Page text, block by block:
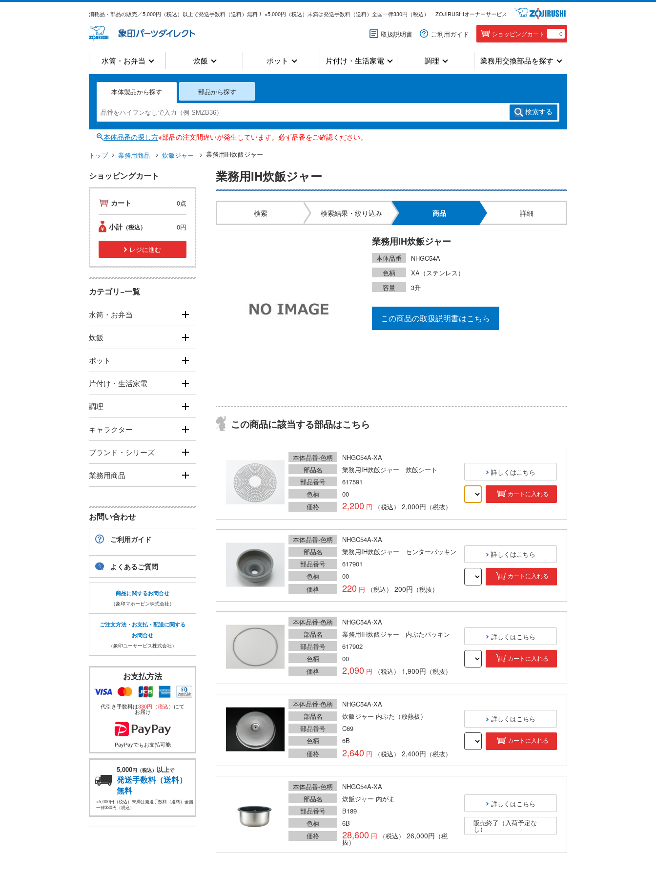
消耗品・部品の販売／5,000円（税込）以上で発送手数料（送料）無料！ ※5,000円（税込）未満は発送手数料（送料）全国一律330円（税込） ZOJIRUSHIオーナーサービス
取扱説明書 ご利用ガイド ショッピングカート 0
水筒・お弁当 炊飯 ポット 片付け・生活家電 調理 業務用交換部品を探す
本体製品から探す 部品から探す
検索する
本体品番の探し方※部品の注文間違いが発生しています。必ず品番をご確認ください。
トップ 業務用商品 炊飯ジャー 業務用IH炊飯ジャー
業務用IH炊飯ジャー
検索 検索結果・絞り込み 商品 詳細
業務用IH炊飯ジャー
本体品番
NHGC54A
色柄
XA（ステンレス）
容量
3升
この商品の取扱説明書はこちら
この商品に該当する部品はこちら
本体品番-色柄
NHGC54A-XA
部品名
業務用IH炊飯ジャー 炊飯シート
部品番号
617591
色柄
00
価格
2,200 （税込） 2,000円 （税抜）
詳しくはこちら
カートに入れる
本体品番-色柄
NHGC54A-XA
部品名
業務用IH炊飯ジャー センターパッキン
部品番号
617901
色柄
00
価格
220 （税込） 200円 （税抜）
詳しくはこちら
カートに入れる
本体品番-色柄
NHGC54A-XA
部品名
業務用IH炊飯ジャー 内ぶたパッキン
部品番号
617902
色柄
00
価格
2,090 （税込） 1,900円 （税抜）
詳しくはこちら
カートに入れる
本体品番-色柄
NHGC54A-XA
部品名
炊飯ジャー 内ぶた（放熱板）
部品番号
C69
色柄
6B
価格
2,640 （税込） 2,400円 （税抜）
詳しくはこちら
カートに入れる
本体品番-色柄
NHGC54A-XA
部品名
炊飯ジャー 内がま
部品番号
B189
色柄
6B
価格
28,600 （税込） 26,000円 （税
抜）
詳しくはこちら
販売終了（入荷予定な
し）
ショッピングカート
カート 0点
小計 （税込） 0円
レジに進む
カテゴリ−一覧
水筒・お弁当
炊飯
ポット
片付け・生活家電
調理
キャラクター
ブランド・シリーズ
業務用商品
お問い合わせ
ご利用ガイド
よくあるご質問
商品に関するお問合せ
（象印マホービン株式会社）
ご注文方法・お支払・配送に関する
お問合せ
（象印ユーサービス株式会社）
お支払方法
代引き手数料は330円（税込） にて
お届け
PayPayでもお支払可能
5,000円（税込） 以上で
発送手数料（送料）
無料
※5,000円（税込）未満は発送手数料（送料）全国
一律330円（税込）